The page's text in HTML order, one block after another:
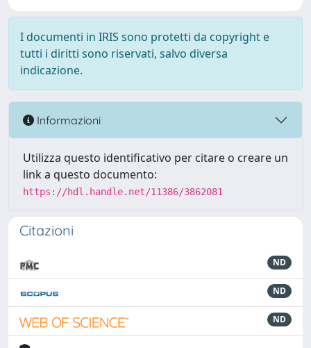
I documenti in IRIS sono protetti da copyright e
tutti i diritti sono riservati, salvo diversa
indicazione.
Informazioni
Utilizza questo identificativo per citare o creare un
link a questo documento:
https://hdl.handle.net/11386/3862081
Citazioni
ND
ND
ND